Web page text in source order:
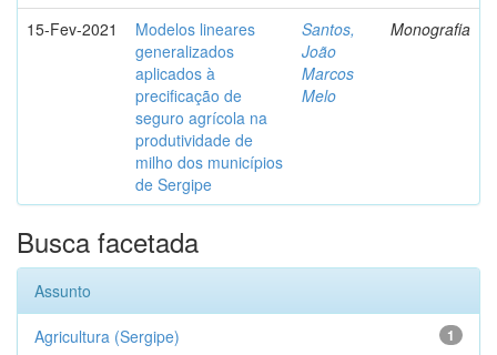
15-Fev-2021
Modelos lineares
generalizados
aplicados à
precificação de
seguro agrícola na
produtividade de
milho dos municípios
de Sergipe
Santos,
João
Marcos
Melo
Monografia
Busca facetada
Assunto
1
Agricultura (Sergipe)